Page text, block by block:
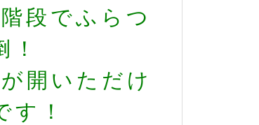
段でふらつ
開いただけ
！